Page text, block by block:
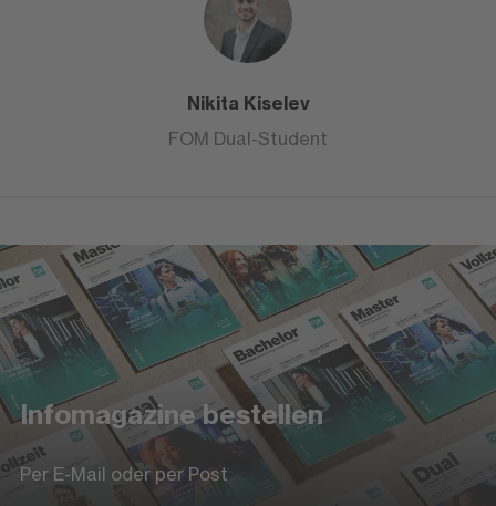
Nikita Kiselev
FOM Dual-Student
Infomagazine bestellen
Per E-Mail oder per Post